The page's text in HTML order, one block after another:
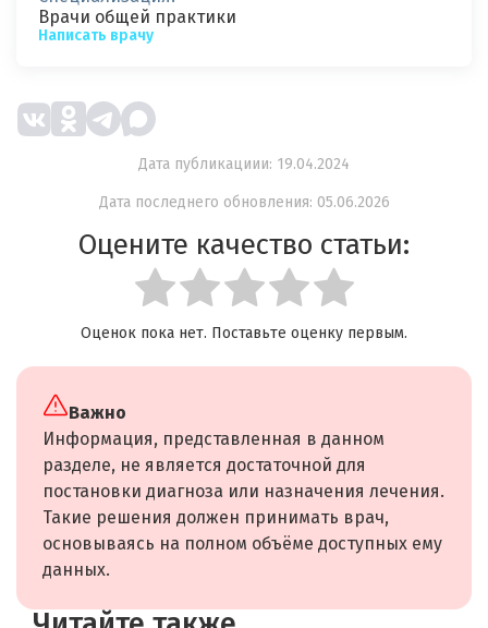
Врачи общей практики
Написать врачу
Дата публикациии: 19.04.2024
Дата последнего обновления: 05.06.2026
Оцените качество статьи:
Оценок пока нет. Поставьте оценку первым.
Важно
Информация, представленная в данном
разделе, не является достаточной для
постановки диагноза или назначения лечения.
Такие решения должен принимать врач,
основываясь на полном объёме доступных ему
данных.